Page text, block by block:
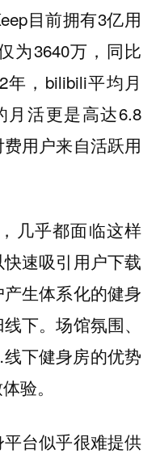
目前拥有3亿用
为3640万，同比
年，bilibili平均月
月活更是高达6.8
用户来自活跃用
几乎都面临这样
速吸引用户下载
生体系化的健身
下。场馆氛围、
下健身房的优势
验。
台似乎很难提供